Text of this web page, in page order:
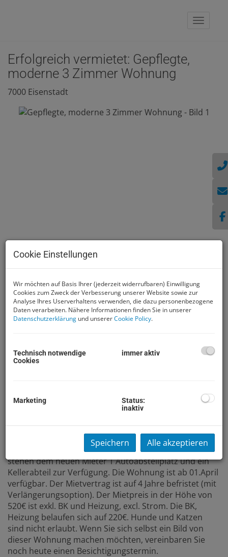
Erfolgreich vermietet: Gepflegte,
moderne 3 Zimmer Wohnung
7000 Eisenstadt
Beschreibung
Zimmer Wohlfühlwohnung. Sie befindet sich im ersten
Stock (ohne Lift) und verfügt über nachstehende
Wohnküchenbereich, Küche möbliert, Badezimmer mit
Fenster Dusche und Badewanne, eine Toilette,
Vorraum, Abstellraum, Balkon (21,26m²). Zudem
stehen dem neuen Mieter 1 Autoabstellplatz und ein
Kellerabteil zur Verfügung. Die Wohnung ist ab 01.April
verfügbar. Der Mietvertrag ist auf 4 Jahre befristet (mit
Verlängerungsoption). Der Mietpreis in der Höhe von
520€ ist exkl. BK und Heizung, excl. Strom. Die BK,
Heizung belaufen sich auf 220€. Hunde und Katzen
sind nicht erlaubt. Wenn Sie sich selbst ein Bild von
dieser Wohnung machen möchten, vereinbaren Sie
noch heute einen Besichtigungstermin.
Cookie Einstellungen
Wir möchten auf Basis Ihrer (jederzeit widerrufbaren) Einwilligung
Cookies zum Zweck der Verbesserung unserer Website sowie zur
Analyse Ihres Userverhaltens verwenden, die dazu personenbezogene
Daten verarbeiten. Nähere Informationen finden Sie in unserer
Datenschutzerklärung und unsererCookie Policy.
Technisch notwendige
Cookies
immer aktiv
Marketing
Status:
inaktiv
Speichern Alle akzeptieren